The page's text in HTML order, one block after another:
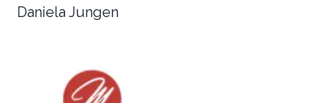
Daniela Jungen